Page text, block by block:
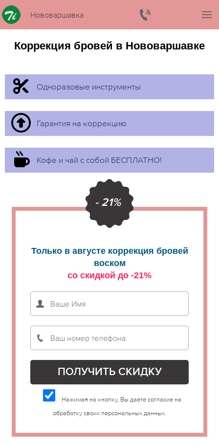
Нововаршавка
Коррекция бровей в Нововаршавке
Одноразовые инструменты
Гарантия на коррекцию
Кофе и чай с собой БЕСПЛАТНО!
- 21%
Только в августе коррекция бровей
воском
со скидкой до -21%
Нажимая на кнопку, Вы даете согласие на
обработку своих персональных данных.